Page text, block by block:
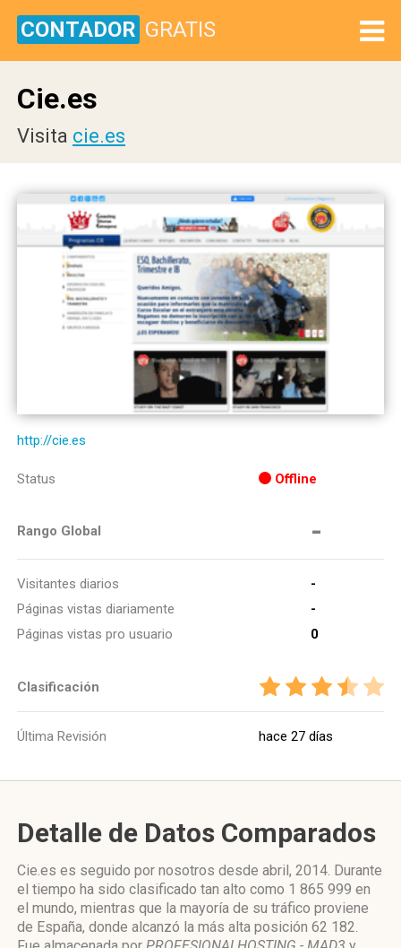
CONTADOR GRATIS
Cie.es
Visita cie.es
http://cie.es
Status Offline
Rango Global -
Visitantes diarios
-
Páginas vistas diariamente
-
Páginas vistas pro usuario
0
Clasificación
Última Revisión hace 27 días
Detalle de Datos Comparados
Cie.es es seguido por nosotros desde abril, 2014. Durante
el tiempo ha sido clasificado tan alto como 1 865 999 en
el mundo, mientras que la mayoría de su tráfico proviene
de España, donde alcanzó la más alta posición 62 182.